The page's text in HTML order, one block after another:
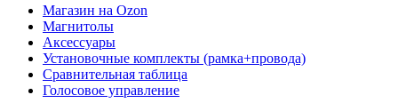
Магазин на Ozon
Магнитолы
Аксессуары
Установочные комплекты (рамка+провода)
Сравнительная таблица
Голосовое управление